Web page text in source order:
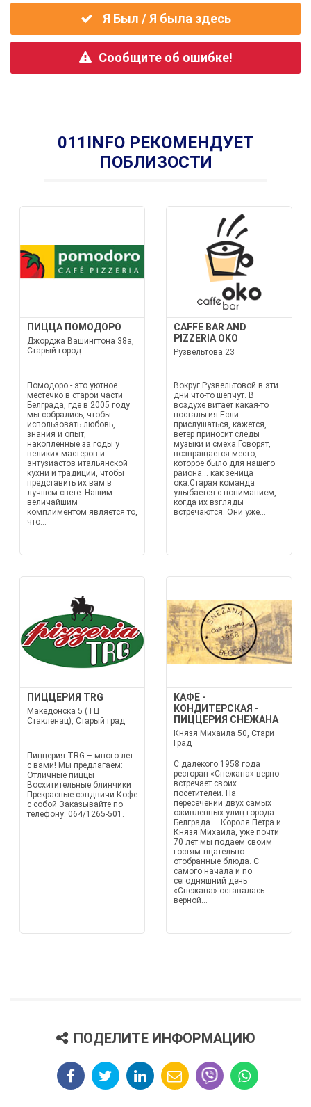
Я Был / Я была здесь
Сообщите об ошибке!
011INFO РЕКОМЕНДУЕТ
ПОБЛИЗОСТИ
ПИЦЦА ПОМОДОРО
Джорджа Вашингтона 38а,
Старый город
Помодоро - это уютное
местечко в старой части
Белграда, где в 2005 году
мы собрались, чтобы
использовать любовь,
знания и опыт,
накопленные за годы у
великих мастеров и
энтузиастов итальянской
кухни и традиций, чтобы
представить их вам в
лучшем свете. Нашим
величайшим
комплиментом является то,
что...
CAFFE BAR AND
PIZZERIA OKO
Рузвельтова 23
Вокруг Рузвельтовой в эти
дни что-то шепчут. В
воздухе витает какая-то
ностальгия.Если
прислушаться, кажется,
ветер приносит следы
музыки и смеха.Говорят,
возвращается место,
которое было для нашего
района... как зеница
ока.Старая команда
улыбается с пониманием,
когда их взгляды
встречаются. Они уже...
ПИЦЦЕРИЯ TRG
Македонска 5 (ТЦ
Стакленац), Старый град
Пиццерия TRG – много лет
с вами! Мы предлагаем:
Отличные пиццы
Восхитительные блинчики
Прекрасные сэндвичи Кофе
с собой Заказывайте по
телефону: 064/1265-501.
КАФЕ -
КОНДИТЕРСКАЯ -
ПИЦЦЕРИЯ СНЕЖАНА
Князя Михаила 50, Стари
Град
С далекого 1958 года
ресторан «Снежана» верно
встречает своих
посетителей. На
пересечении двух самых
оживленных улиц города
Белграда — Короля Петра и
Князя Михаила, уже почти
70 лет мы подаем своим
гостям тщательно
отобранные блюда. С
самого начала и по
сегодняшний день
«Снежана» оставалась
верной...
ПОДЕЛИТЕ ИНФОРМАЦИЮ